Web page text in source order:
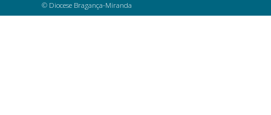
© Diocese Bragança-Miranda